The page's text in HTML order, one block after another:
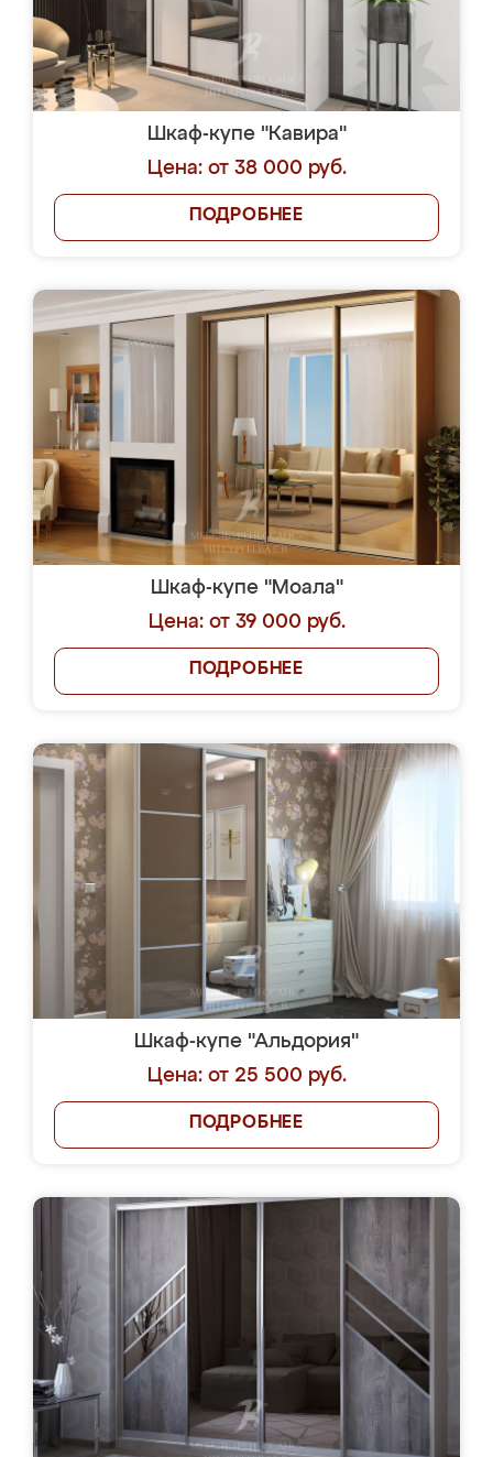
Шкаф-купе "Кавира"
Цена: от 38 000 руб.
ПОДРОБНЕЕ
Шкаф-купе "Моала"
Цена: от 39 000 руб.
ПОДРОБНЕЕ
Шкаф-купе "Альдория"
Цена: от 25 500 руб.
ПОДРОБНЕЕ